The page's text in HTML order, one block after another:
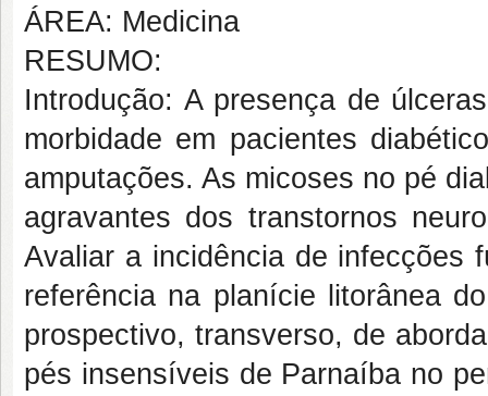
ÁREA: Medicina
RESUMO:
Introdução: A presença de
morbidade em pacientes
amputações. As micoses no pé
agravantes dos transtornos
Avaliar a incidência de infecções
referência na planície litorânea
prospectivo, transverso, de
pés insensíveis de Parnaíba no